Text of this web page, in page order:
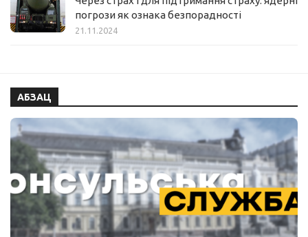
погрози як ознака безпорадності
21.11.2024
АБЗАЦ